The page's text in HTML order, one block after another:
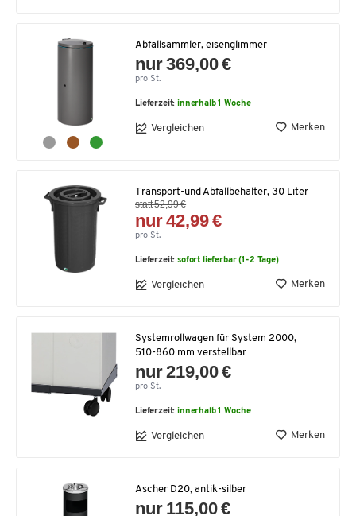
Abfallsammler, eisenglimmer
nur 369,00 €
pro St.
Lieferzeit:innerhalb 1 Woche
Vergleichen Merken
Transport-und Abfallbehälter, 30 Liter
statt 52,99 €
nur 42,99 €
pro St.
Lieferzeit:sofort lieferbar (1-2 Tage)
Vergleichen Merken
Systemrollwagen für System 2000,
510-860 mm verstellbar
nur 219,00 €
pro St.
Lieferzeit:innerhalb 1 Woche
Vergleichen Merken
Ascher D20, antik-silber
nur 115,00 €